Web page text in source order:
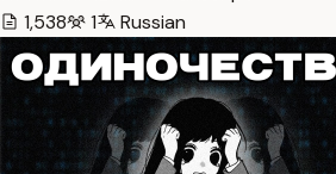
1,538
1 Russian